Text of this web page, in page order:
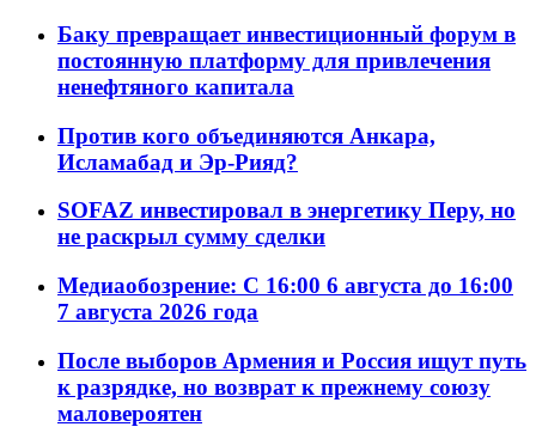
Баку превращает инвестиционный форум в
постоянную платформу для привлечения
ненефтяного капитала
Против кого объединяются Анкара,
Исламабад и Эр-Рияд?
SOFAZ инвестировал в энергетику Перу, но
не раскрыл сумму сделки
Медиаобозрение: С 16:00 6 августа до 16:00
7 августа 2026 года
После выборов Армения и Россия ищут путь
к разрядке, но возврат к прежнему союзу
маловероятен